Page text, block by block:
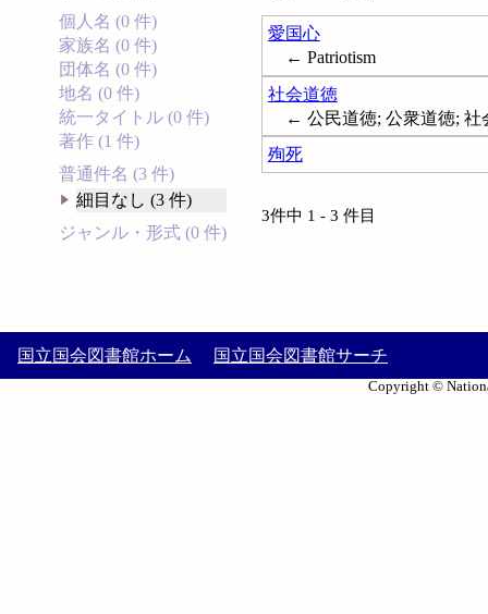
個人名 (0 件)
家族名 (0 件)
団体名 (0 件)
地名 (0 件)
統一タイトル (0 件)
著作 (1 件)
普通件名 (3 件)
細目なし (3 件)
ジャンル・形式 (0 件)
愛国心
← Patriotism
社会道徳
← 公民道徳; 公衆道徳; 社
殉死
3件中 1 - 3 件目
国立国会図書館ホーム 国立国会図書館サーチ
Copyright ©